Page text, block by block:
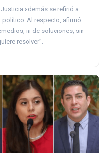
además se refirió a
político. Al respecto, afirmó
ni de soluciones, sin
resolver”.